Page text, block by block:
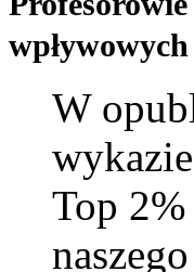
W
Top